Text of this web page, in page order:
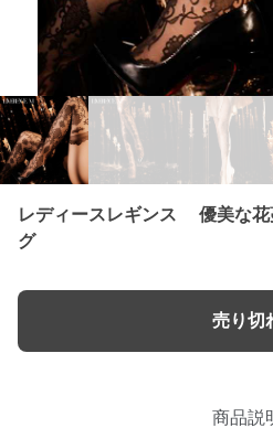
レディースレギンス 優美な花
グ
売り切
商品説